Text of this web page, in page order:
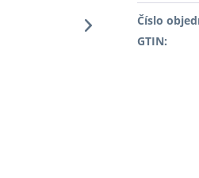
Číslo
GTIN: